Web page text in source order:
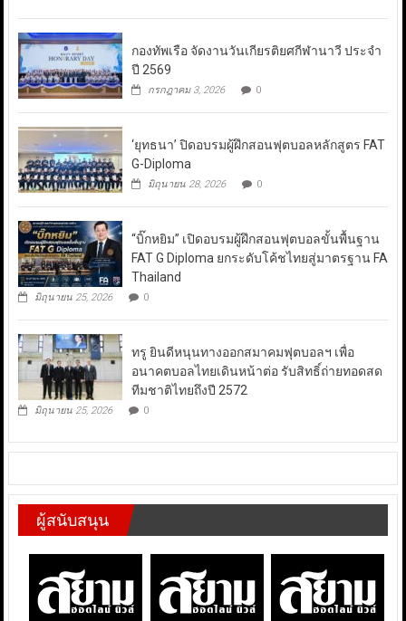
กองทัพเรือ จัดงานวันเกียรติยศกีฬานาวี ประจำ
ปี 2569
กรกฎาคม 3, 2026 0
‘ยุทธนา’ ปิดอบรมผู้ฝึกสอนฟุตบอลหลักสูตร FAT
G-Diploma
มิถุนายน 28, 2026 0
“บิ๊กหยิม” เปิดอบรมผู้ฝึกสอนฟุตบอลขั้นพื้นฐาน
FAT G Diploma ยกระดับโค้ชไทยสู่มาตรฐาน FA
Thailand
มิถุนายน 25, 2026 0
ทรู ยินดีหนุนทางออกสมาคมฟุตบอลฯ เพื่อ
อนาคตบอลไทยเดินหน้าต่อ รับสิทธิ์ถ่ายทอดสด
ทีมชาติไทยถึงปี 2572
มิถุนายน 25, 2026 0
ผู้สนับสนุน